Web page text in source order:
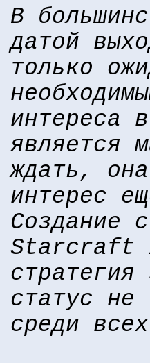
В
датой
только
интереса
является
ждать,
интерес
Создание
Starcraft
стратегия
статус
среди